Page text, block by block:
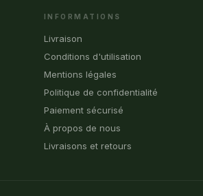
INFORMATIONS
Livraison
Conditions d'utilisation
Mentions légales
Politique de confidentialité
Paiement sécurisé
À propos de nous
Livraisons et retours